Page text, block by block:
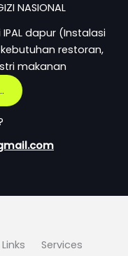
NASIONAL
dapur (Instalasi
restoran,
makanan
Services